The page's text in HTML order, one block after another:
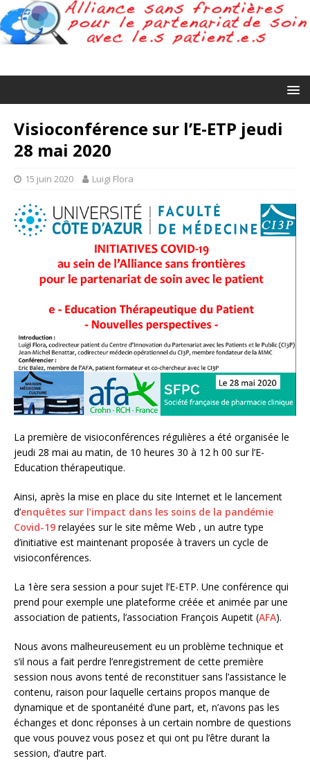
Visioconférence sur l’E-ETP jeudi
28 mai 2020
15 juin 2020 Luigi Flora
La première de visioconférences régulières a été organisée le
jeudi 28 mai au matin, de 10 heures 30 à 12 h 00 sur l’E-
Education thérapeutique.
Ainsi, après la mise en place du site Internet et le lancement
d’enquêtes sur l’impact dans les soins de la pandémie
Covid-19 relayées sur le site même Web , un autre type
d’initiative est maintenant proposée à travers un cycle de
visioconférences.
La 1ère sera session a pour sujet l’E-ETP. Une conférence qui
prend pour exemple une plateforme créée et animée par une
association de patients, l’association François Aupetit (AFA).
Nous avons malheureusement eu un problème technique et
s’il nous a fait perdre l’enregistrement de cette première
session nous avons tenté de reconstituer sans l’assistance le
contenu, raison pour laquelle certains propos manque de
dynamique et de spontanéité d’une part, et, n’avons pas les
échanges et donc réponses à un certain nombre de questions
que vous pouvez vous posez et qui ont pu l’être durant la
session, d’autre part.